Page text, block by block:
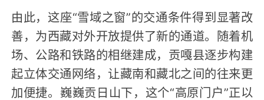
由此，这座“雪域之窗”的交通条件得到显著改
善，为西藏对外开放提供了新的通道。随着机
场、公路和铁路的相继建成，贡嘎县逐步构建
起立体交通网络，让藏南和藏北之间的往来更
加便捷。巍巍贡日山下，这个“高原门户”正以